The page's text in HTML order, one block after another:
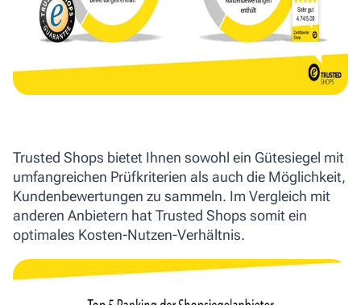
Trusted Shops bietet Ihnen sowohl ein Gütesiegel mit
umfangreichen Prüfkriterien als auch die Möglichkeit,
Kundenbewertungen zu sammeln. Im Vergleich mit
anderen Anbietern hat Trusted Shops somit ein
optimales Kosten-Nutzen-Verhältnis.